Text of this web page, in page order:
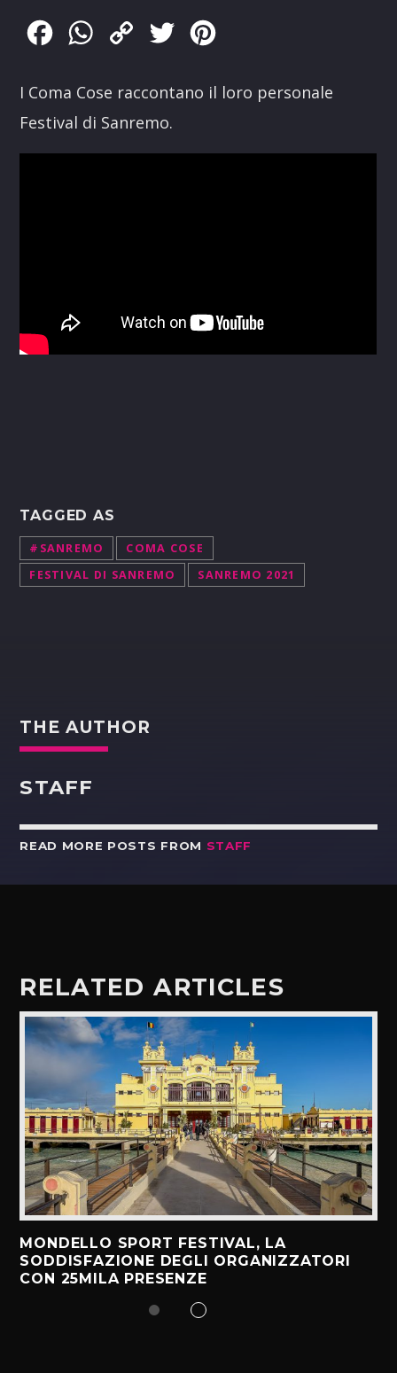
FacebookWhatsApp
Copy
Twitter
I Coma Cose raccontano il loro personale
Festival di Sanremo.
TAGGED AS
#SANREMO
COMA COSE
FESTIVAL DI SANREMO
SANREMO 2021
THE AUTHOR
STAFF
READ MORE POSTS FROM STAFF
RELATED ARTICLES
MONDELLO SPORT FESTIVAL, LA
SODDISFAZIONE DEGLI ORGANIZZATORI
CON 25MILA PRESENZE